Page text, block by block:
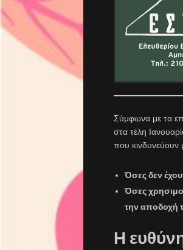
Σύμφωνα με τα
στα τέλη
που κινδυνεύουν
Όσες δεν
Όσες
την αποδοχή
Η